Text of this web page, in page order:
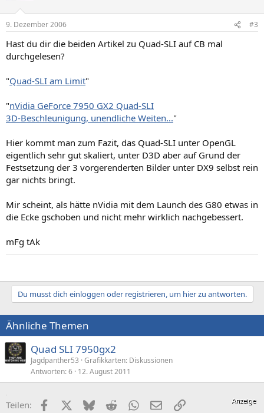
9. Dezember 2006 #3
Hast du dir die beiden Artikel zu Quad-SLI auf CB mal
durchgelesen?
"Quad-SLI am Limit"
"nVidia GeForce 7950 GX2 Quad-SLI
3D-Beschleunigung, unendliche Weiten..."
Hier kommt man zum Fazit, das Quad-SLI unter OpenGL
eigentlich sehr gut skaliert, unter D3D aber auf Grund der
Festsetzung der 3 vorgerenderten Bilder unter DX9 selbst rein
gar nichts bringt.
Mir scheint, als hätte nVidia mit dem Launch des G80 etwas in
die Ecke gschoben und nicht mehr wirklich nachgebessert.
mFg tAk
Du musst dich einloggen oder registrieren, um hier zu antworten.
Ähnliche Themen
Quad SLI 7950gx2
Jagdpanther53 Grafikkarten: Diskussionen
Antworten 6 12. August 2011
Teilen: FacebookX (Twitter)
BlueskyRedditWhatsApp
E-MailLink